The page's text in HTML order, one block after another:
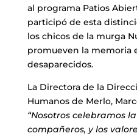
al programa Patios
participó de esta
los chicos de la murga
promueven la memoria
desaparecidos.
La Directora de la
Humanos de Merlo,
“Nosotros celebramos
compañeros, y los